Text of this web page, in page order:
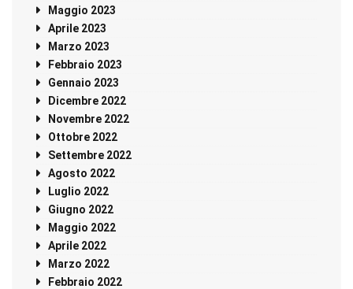
Maggio 2023
Aprile 2023
Marzo 2023
Febbraio 2023
Gennaio 2023
Dicembre 2022
Novembre 2022
Ottobre 2022
Settembre 2022
Agosto 2022
Luglio 2022
Giugno 2022
Maggio 2022
Aprile 2022
Marzo 2022
Febbraio 2022